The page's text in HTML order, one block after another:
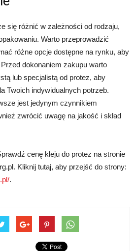
się różnić w zależności od rodzaju,
Warto przeprowadzić
różne opcje dostępne na rynku, aby
dokonaniem zakupu warto
lub specjalistą od protez, aby
Twoich indywidualnych potrzeb.
jest jedynym czynnikiem
zwrócić uwagę na jakość i skład
cenę kleju do protez na stronie
Kliknij tutaj, aby przejść do strony:
.